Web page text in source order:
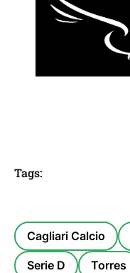
Tags:
Cagliari Calcio
Serie D Torres